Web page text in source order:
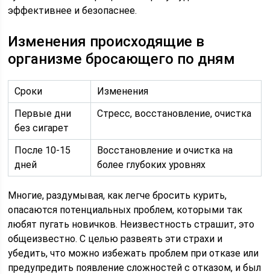
эффективнее и безопаснее.
Изменения происходящие в
организме бросающего по дням
Сроки
Изменения
Первые дни
без сигарет
Стресс, восстановление, очистка
После 10-15
дней
Восстановление и очистка на
более глубоких уровнях
Многие, раздумывая, как легче бросить курить,
опасаются потенциальных проблем, которыми так
любят пугать новичков. Неизвестность страшит, это
общеизвестно. С целью развеять эти страхи и
убедить, что можно избежать проблем при отказе или
предупредить появление сложностей с отказом, и был